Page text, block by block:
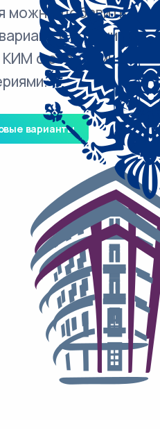
можно добавить в
и получить
с ответами и
варианты